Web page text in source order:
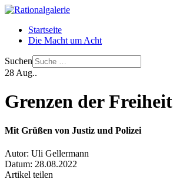
Startseite
Die Macht um Acht
Suchen
28 Aug..
Grenzen der Freiheit
Mit Grüßen von Justiz und Polizei
Autor: Uli Gellermann
Datum: 28.08.2022
Artikel teilen